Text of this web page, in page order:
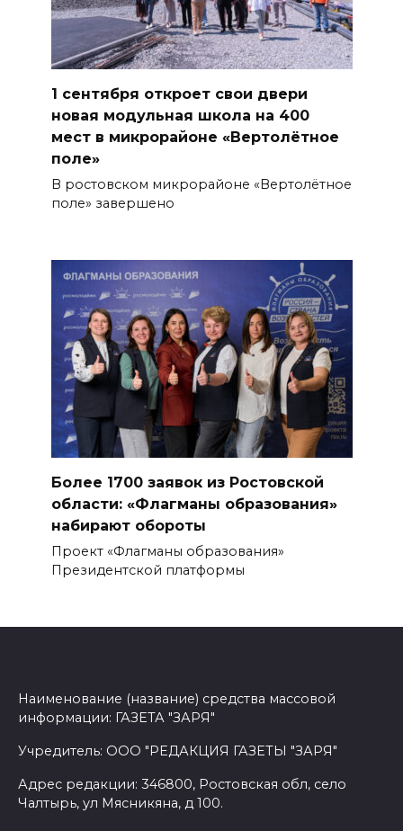
1 сентября откроет свои двери
новая модульная школа на 400
мест в микрорайоне «Вертолётное
поле»
В ростовском микрорайоне «Вертолётное
поле» завершено
Более 1700 заявок из Ростовской
области: «Флагманы образования»
набирают обороты
Проект «Флагманы образования»
Президентской платформы
Наименование (название) средства массовой
информации: ГАЗЕТА "ЗАРЯ"
Учредитель: ООО "РЕДАКЦИЯ ГАЗЕТЫ "ЗАРЯ"
Адрес редакции: 346800, Ростовская обл, село
Чалтырь, ул Мясникяна, д 100.